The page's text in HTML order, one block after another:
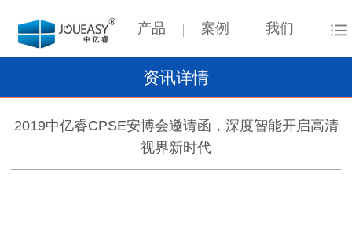
产品 案例 我们
资讯详情
2019中亿睿CPSE安博会邀请函，深度智能开启高清
视界新时代